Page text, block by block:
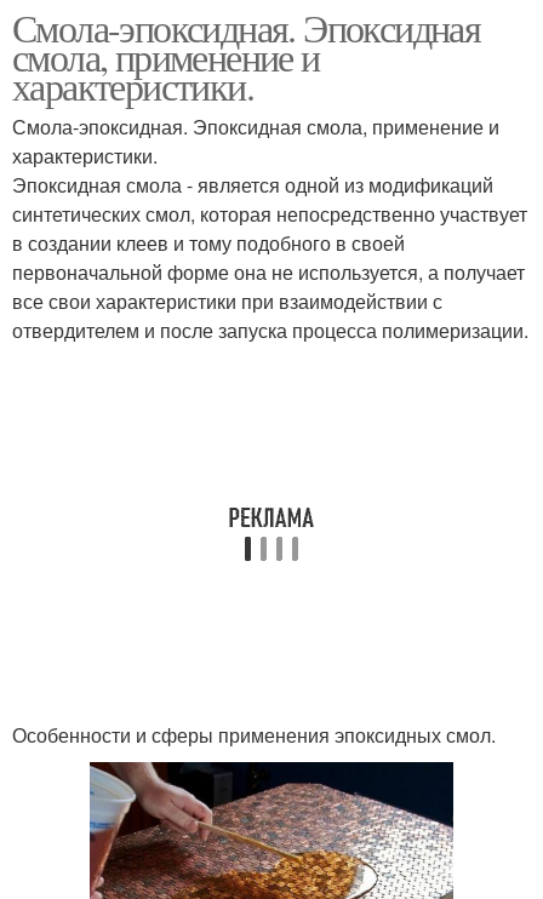
Смола-эпоксидная. Эпоксидная
смола, применение и
характеристики.
Смола-эпоксидная. Эпоксидная смола, применение и
характеристики.
Эпоксидная смола - является одной из модификаций
синтетических смол, которая непосредственно участвует
в создании клеев и тому подобного в своей
первоначальной форме она не используется, а получает
все свои характеристики при взаимодействии с
отвердителем и после запуска процесса полимеризации.
Особенности и сферы применения эпоксидных смол.